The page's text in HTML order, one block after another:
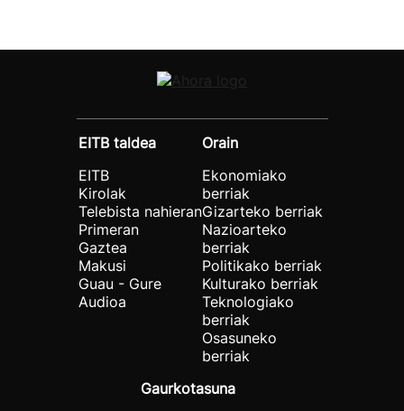
EITB taldea
EITB
Kirolak
Telebista nahieran
Primeran
Gaztea
Makusi
Guau - Gure
Audioa
Orain
Ekonomiako
berriak
Gizarteko berriak
Nazioarteko
berriak
Politikako berriak
Kulturako berriak
Teknologiako
berriak
Osasuneko
berriak
Gaurkotasuna